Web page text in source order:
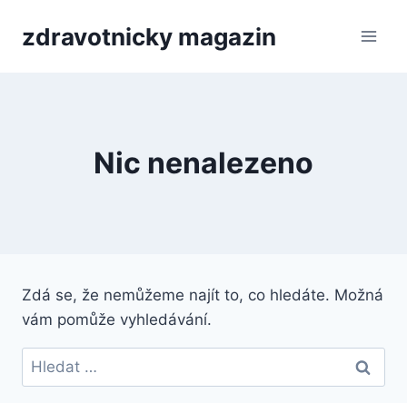
zdravotnicky magazin
Nic nenalezeno
Zdá se, že nemůžeme najít to, co hledáte. Možná
vám pomůže vyhledávání.
Vyhledávání